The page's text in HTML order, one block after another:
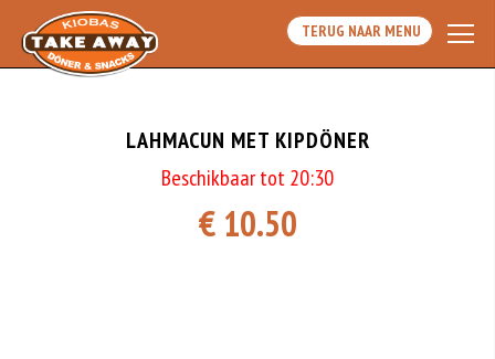
TERUG NAAR MENU
LAHMACUN MET KIPDÖNER
Beschikbaar tot 20:30
€ 10.50